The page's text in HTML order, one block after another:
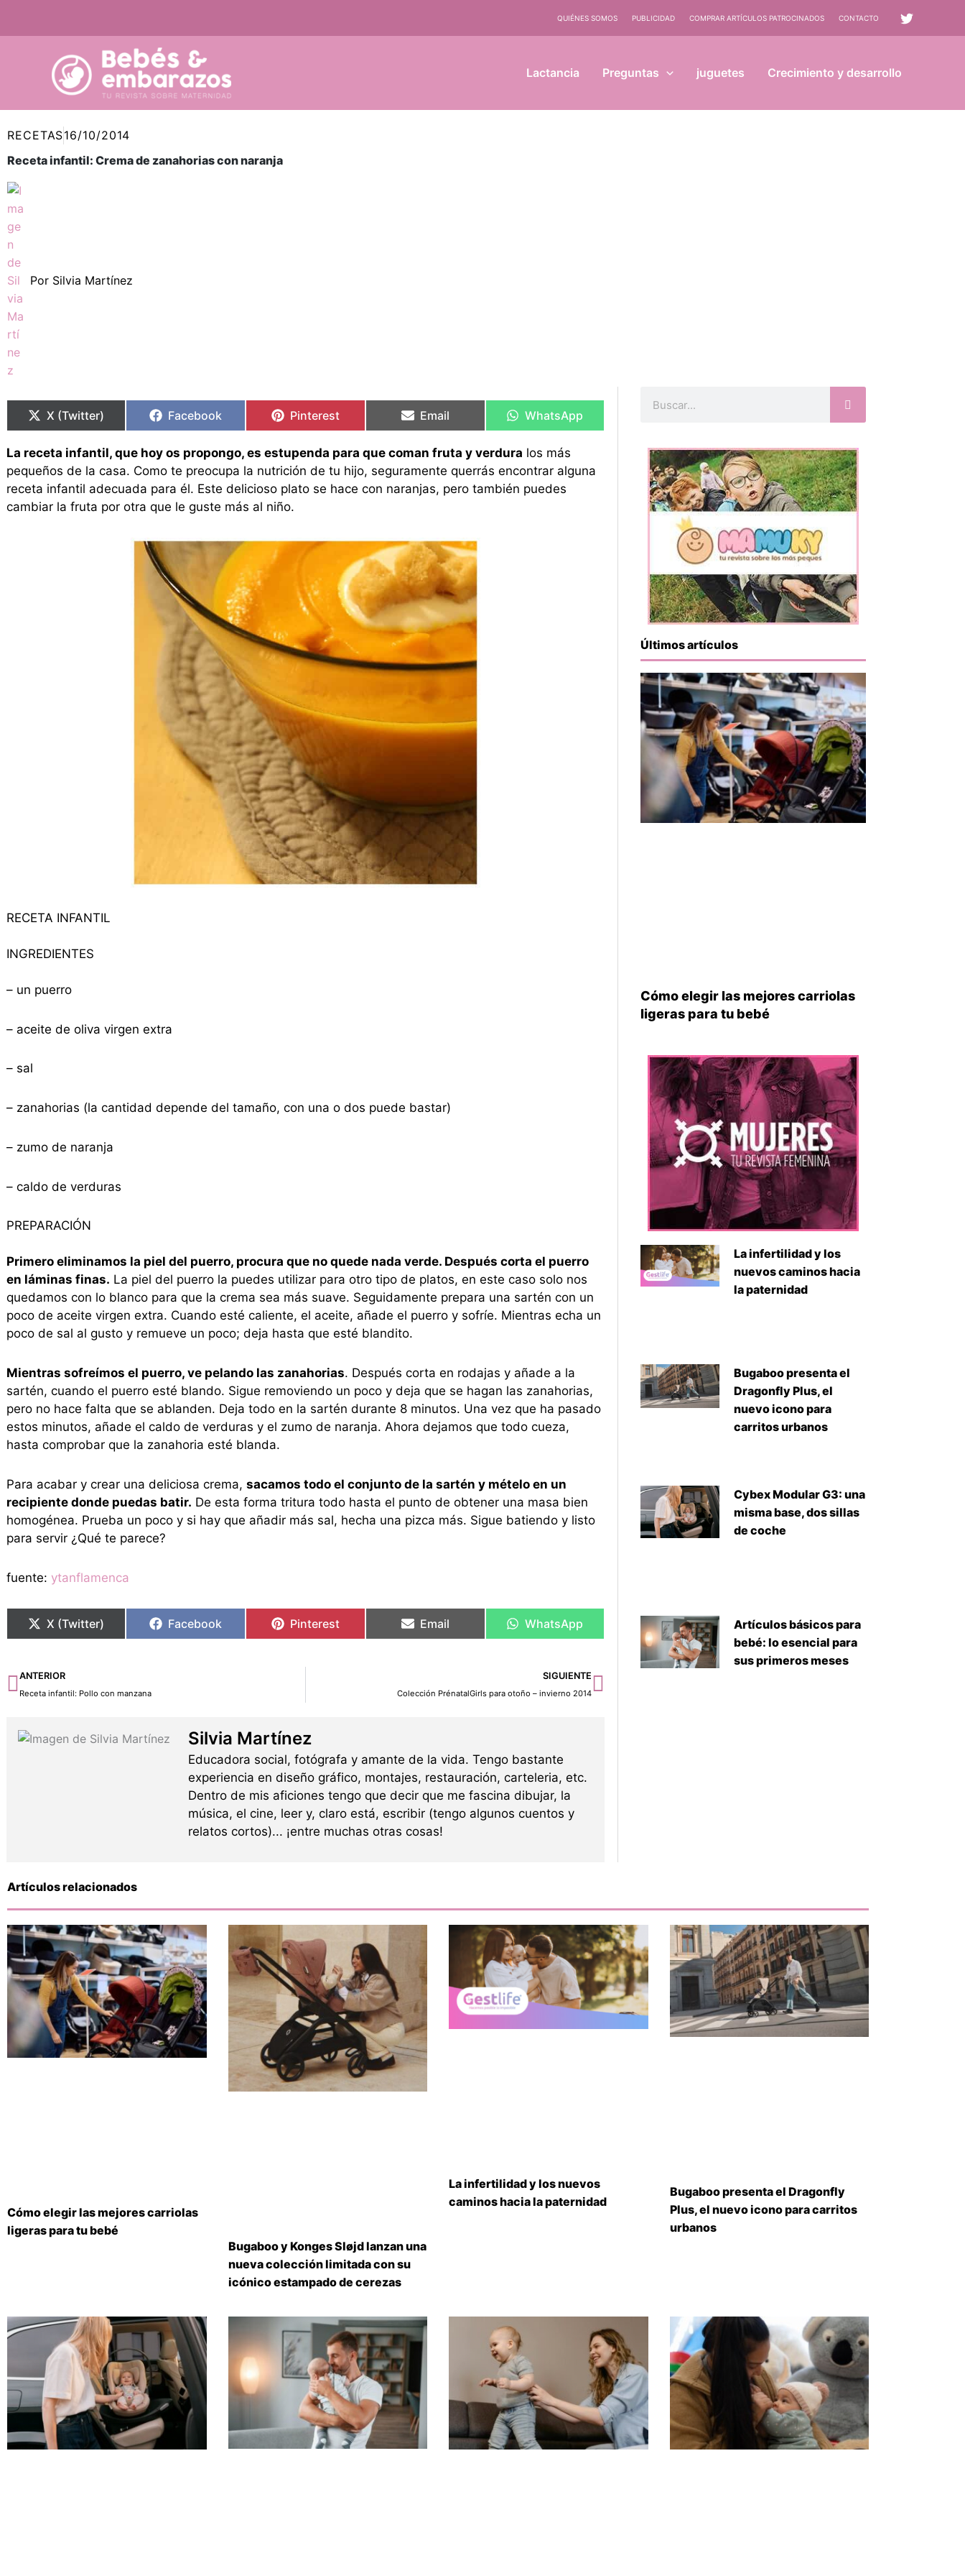
QUIÉNES SOMOS PUBLICIDAD COMPRAR ARTÍCULOS PATROCINADOS CONTACTO
Lactancia Preguntas juguetes Crecimiento y desarrollo
RECETAS16/10/2014
Receta infantil: Crema de zanahorias con naranja
Por Silvia Martínez
en
X (Twitter)
en
Facebook
en
Pinterest
en
Email
en
WhatsApp
La receta infantil, que hoy os propongo, es estupenda para que coman fruta y verdura los más
pequeños de la casa. Como te preocupa la nutrición de tu hijo, seguramente querrás encontrar alguna
receta infantil adecuada para él. Este delicioso plato se hace con naranjas, pero también puedes
cambiar la fruta por otra que le guste más al niño.
RECETA INFANTIL
INGREDIENTES
– un puerro
– aceite de oliva virgen extra
– sal
– zanahorias (la cantidad depende del tamaño, con una o dos puede bastar)
– zumo de naranja
– caldo de verduras
PREPARACIÓN
Primero eliminamos la piel del puerro, procura que no quede nada verde. Después corta el puerro
en láminas finas. La piel del puerro la puedes utilizar para otro tipo de platos, en este caso solo nos
quedamos con lo blanco para que la crema sea más suave. Seguidamente prepara una sartén con un
poco de aceite virgen extra. Cuando esté caliente, el aceite, añade el puerro y sofríe. Mientras echa un
poco de sal al gusto y remueve un poco; deja hasta que esté blandito.
Mientras sofreímos el puerro, ve pelando las zanahorias. Después corta en rodajas y añade a la
sartén, cuando el puerro esté blando. Sigue removiendo un poco y deja que se hagan las zanahorias,
pero no hace falta que se ablanden. Deja todo en la sartén durante 8 minutos. Una vez que ha pasado
estos minutos, añade el caldo de verduras y el zumo de naranja. Ahora dejamos que todo cueza,
hasta comprobar que la zanahoria esté blanda.
Para acabar y crear una deliciosa crema, sacamos todo el conjunto de la sartén y mételo en un
recipiente donde puedas batir. De esta forma tritura todo hasta el punto de obtener una masa bien
homogénea. Prueba un poco y si hay que añadir más sal, hecha una pizca más. Sigue batiendo y listo
para servir ¿Qué te parece?
fuente: ytanflamenca
en
X (Twitter)
en
Facebook
en
Pinterest
en
Email
en
WhatsApp
Ant
ANTERIOR
Receta infantil: Pollo con manzana
SIGUIENTE
Colección PrénatalGirls para otoño – invierno 2014
Siguiente
Silvia Martínez
Educadora social, fotógrafa y amante de la vida. Tengo bastante
experiencia en diseño gráfico, montajes, restauración, carteleria, etc.
Dentro de mis aficiones tengo que decir que me fascina dibujar, la
música, el cine, leer y, claro está, escribir (tengo algunos cuentos y
relatos cortos)... ¡entre muchas otras cosas!
Últimos artículos
Cómo elegir las mejores carriolas
ligeras para tu bebé
La infertilidad y los
nuevos caminos hacia
la paternidad
Bugaboo presenta el
Dragonfly Plus, el
nuevo icono para
carritos urbanos
Cybex Modular G3: una
misma base, dos sillas
de coche
Artículos básicos para
bebé: lo esencial para
sus primeros meses
Artículos relacionados
Cómo elegir las mejores carriolas
ligeras para tu bebé
Bugaboo y Konges Sløjd lanzan una
nueva colección limitada con su
icónico estampado de cerezas
La infertilidad y los nuevos
caminos hacia la paternidad
Bugaboo presenta el Dragonfly
Plus, el nuevo icono para carritos
urbanos